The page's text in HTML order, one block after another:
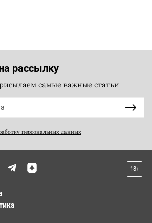
рассылку
самые важные статьи
персональных данных
18+